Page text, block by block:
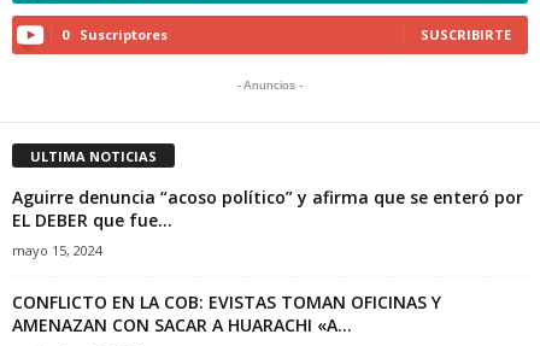
0 Suscriptores SUSCRIBIRTE
- Anuncios -
ULTIMA NOTICIAS
Aguirre denuncia “acoso político” y afirma que se enteró por
EL DEBER que fue...
mayo 15, 2024
CONFLICTO EN LA COB: EVISTAS TOMAN OFICINAS Y
AMENAZAN CON SACAR A HUARACHI «A...